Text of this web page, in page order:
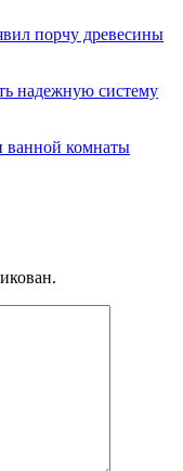
порчу древесины
надежную систему
ванной комнаты